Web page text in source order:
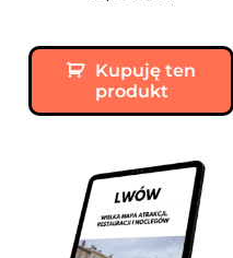
Kupuję ten
produkt